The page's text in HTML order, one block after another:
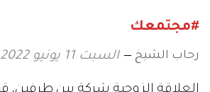
#مجتمعك
رحاب الشيخ السبت 11 يونيو 2022 10:15